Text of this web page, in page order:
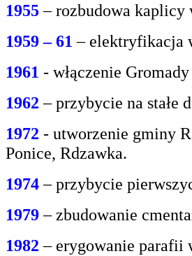
1955 – rozbudowa kaplicy
1959 – 61 – elektryfikacja
1961 - włączenie
1962 – przybycie na stałe
1972 - utworzenie gminy
Ponice, Rdzawka.
1974 – przybycie
1979– zbudowanie
1982 – erygowanie parafii